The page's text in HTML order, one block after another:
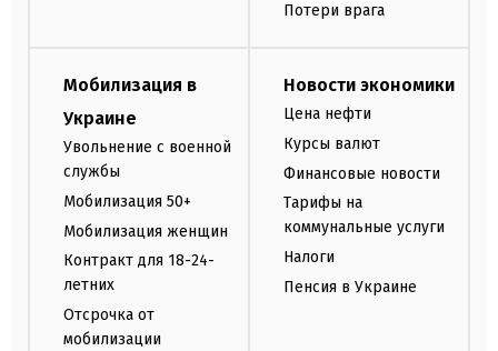
Потери врага
Мобилизация в
Украине
Увольнение с военной
службы
Мобилизация 50+
Мобилизация женщин
Контракт для 18-24-
летних
Отсрочка от
мобилизации
Новости экономики
Цена нефти
Курсы валют
Финансовые новости
Тарифы на
коммунальные услуги
Налоги
Пенсия в Украине